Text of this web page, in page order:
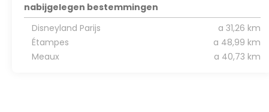
nabijgelegen bestemmingen
Disneyland Parijs
a 31,26 km
Étampes
a 48,99 km
Meaux
a 40,73 km